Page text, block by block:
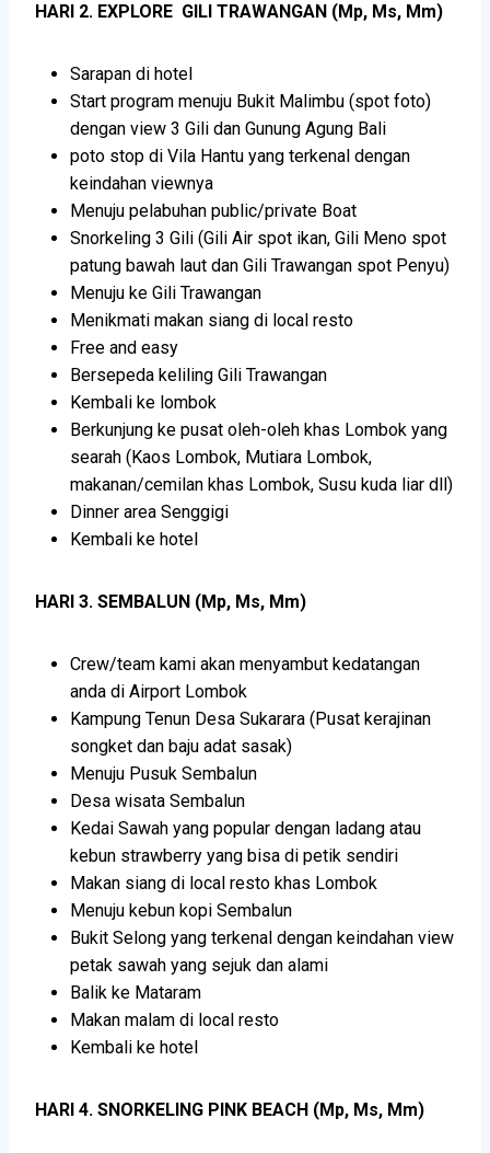
HARI 2. EXPLORE GILI TRAWANGAN (Mp, Ms, Mm)
Sarapan di hotel
Start program menuju Bukit Malimbu (spot foto)
dengan view 3 Gili dan Gunung Agung Bali
poto stop di Vila Hantu yang terkenal dengan
keindahan viewnya
Menuju pelabuhan public/private Boat
Snorkeling 3 Gili (Gili Air spot ikan, Gili Meno spot
patung bawah laut dan Gili Trawangan spot Penyu)
Menuju ke Gili Trawangan
Menikmati makan siang di local resto
Free and easy
Bersepeda keliling Gili Trawangan
Kembali ke lombok
Berkunjung ke pusat oleh-oleh khas Lombok yang
searah (Kaos Lombok, Mutiara Lombok,
makanan/cemilan khas Lombok, Susu kuda liar dll)
Dinner area Senggigi
Kembali ke hotel
HARI 3. SEMBALUN (Mp, Ms, Mm)
Crew/team kami akan menyambut kedatangan
anda di Airport Lombok
Kampung Tenun Desa Sukarara (Pusat kerajinan
songket dan baju adat sasak)
Menuju Pusuk Sembalun
Desa wisata Sembalun
Kedai Sawah yang popular dengan ladang atau
kebun strawberry yang bisa di petik sendiri
Makan siang di local resto khas Lombok
Menuju kebun kopi Sembalun
Bukit Selong yang terkenal dengan keindahan view
petak sawah yang sejuk dan alami
Balik ke Mataram
Makan malam di local resto
Kembali ke hotel
HARI 4. SNORKELING PINK BEACH (Mp, Ms, Mm)